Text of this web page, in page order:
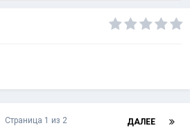
ДАЛЕЕ
Страница 1 из 2